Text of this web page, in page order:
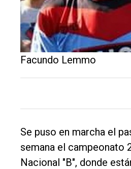
Tendencia
Int.
General
Política
Cultura
Deportes
Fúnebres
Facundo Lemmo
Se puso en marcha el
semana el campeonato
Nacional "B", donde